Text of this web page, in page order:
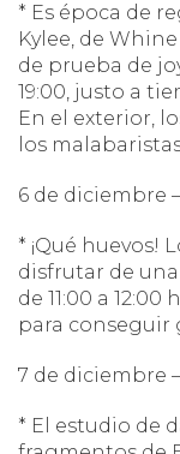
* Es época de
Kylee, de
de prueba de
19:00, justo a
En el exterior,
los
6 de diciembre
* ¡Qué huevos!
disfrutar de
de 11:00 a
para conseguir
7 de diciembre
* El estudio de